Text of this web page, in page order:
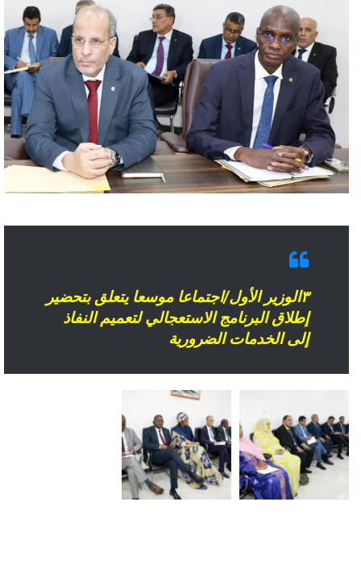
٣الوزير الأول/اجتماعا موسعا يتعلق بتحضير
إطلاق البرنامج الاستعجالي لتعميم النفاذ
إلى الخدمات الضرورية